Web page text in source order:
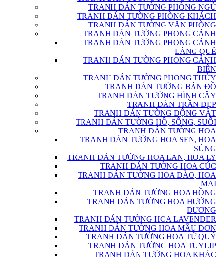
TRANH DÁN TƯỜNG PHÒNG NGỦ
TRANH DÁN TƯỜNG PHÒNG KHÁCH
TRANH DÁN TƯỜNG VĂN PHÒNG
TRANH DÁN TƯỜNG PHONG CẢNH
TRANH DÁN TƯỜNG PHONG CẢNH
LÀNG QUÊ
TRANH DÁN TƯỜNG PHONG CẢNH
BIỂN
TRANH DÁN TƯỜNG PHONG THỦY
TRANH DÁN TƯỜNG BẢN ĐỒ
TRANH DÁN TƯỜNG HÌNH CÂY
TRANH DÁN TRẦN ĐẸP
TRANH DÁN TƯỜNG ĐỘNG VẬT
TRANH DÁN TƯỜNG HỒ, SÔNG, SUỐI
TRANH DÁN TƯỜNG HOA
TRANH DÁN TƯỜNG HOA SEN, HOA
SÚNG
TRANH DÁN TƯỜNG HOA LAN, HOA LY
TRANH DÁN TƯỜNG HOA CÚC
TRANH DÁN TƯỜNG HOA ĐÀO, HOA
MAI
TRANH DÁN TƯỜNG HOA HỒNG
TRANH DÁN TƯỜNG HOA HƯỚNG
DƯƠNG
TRANH DÁN TƯỜNG HOA LAVENDER
TRANH DÁN TƯỜNG HOA MẪU ĐƠN
TRANH DÁN TƯỜNG HOA TỨ QUÝ
TRANH DÁN TƯỜNG HOA TUYLIP
TRANH DÁN TƯỜNG HOA KHÁC